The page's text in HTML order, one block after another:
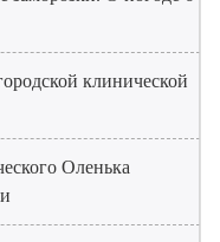
клинической
Оленька